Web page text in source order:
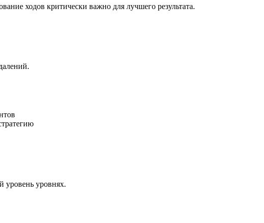
ходов критически важно для лучшего результата.
уровень уровнях.